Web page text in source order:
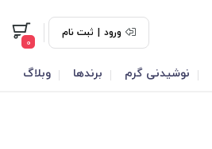
ورود | ثبت نام
0
نوشیدنی گرم برندها وبلاگ